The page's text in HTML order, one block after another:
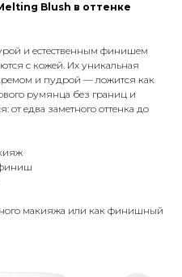
Blush в оттенке
и естественным финишем
с кожей. Их уникальная
и пудрой — ложится как
румянца без границ и
от едва заметного оттенка до
макияжа или как финишный